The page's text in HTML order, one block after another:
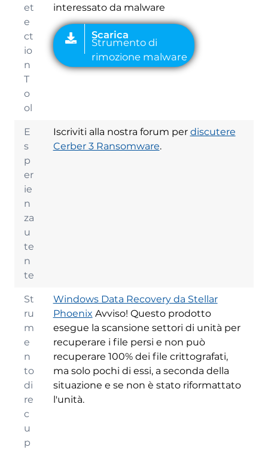
et
e
ct
io
n
T
o
ol
interessato da malware
E
s
p
er
ie
n
za
u
te
n
te
Iscriviti alla nostra forum per discutere
Cerber 3 Ransomware.
St
ru
m
e
n
to
di
re
c
u
p
Windows Data Recovery da Stellar
Phoenix Avviso! Questo prodotto
esegue la scansione settori di unità per
recuperare i file persi e non può
recuperare 100% dei file crittografati,
ma solo pochi di essi, a seconda della
situazione e se non è stato riformattato
l'unità.